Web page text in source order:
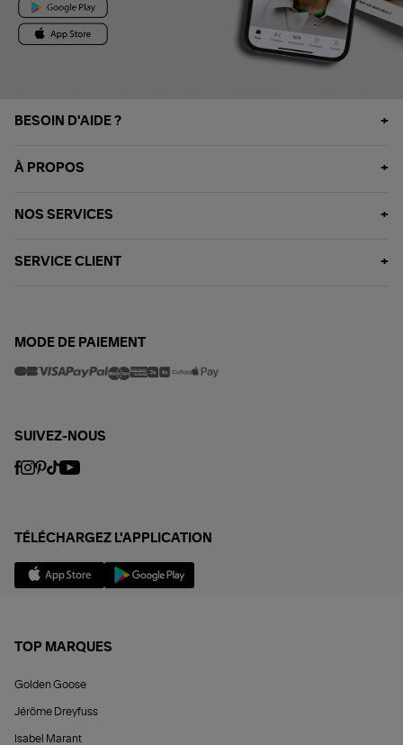
BESOIN D'AIDE ?
À PROPOS
NOS SERVICES
SERVICE CLIENT
MODE DE PAIEMENT
SUIVEZ-NOUS
TÉLÉCHARGEZ L'APPLICATION
TOP MARQUES
Golden Goose
Jérôme Dreyfuss
Isabel Marant